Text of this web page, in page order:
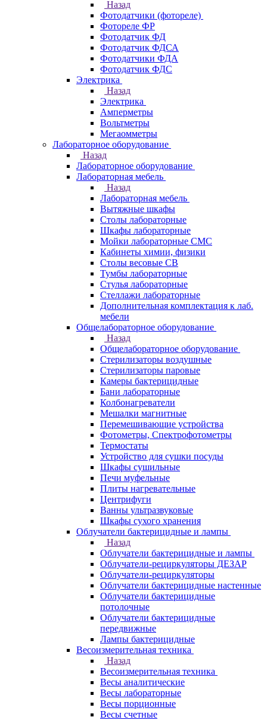
Назад
Фотодатчики (фотореле)
Фотореле ФР
Фотодатчик ФД
Фотодатчик ФДСА
Фотодатчики ФДА
Фотодатчик ФДС
Электрика
Назад
Электрика
Амперметры
Вольтметры
Мегаомметры
Лабораторное оборудование
Назад
Лабораторное оборудование
Лабораторная мебель
Назад
Лабораторная мебель
Вытяжные шкафы
Столы лабораторные
Шкафы лабораторные
Мойки лабораторные СМС
Кабинеты химии, физики
Столы весовые СВ
Тумбы лабораторные
Стулья лабораторные
Стеллажи лабораторные
Дополнительная комплектация к лаб.
мебели
Общелабораторное оборудование
Назад
Общелабораторное оборудование
Стерилизаторы воздушные
Стерилизаторы паровые
Камеры бактерицидные
Бани лабораторные
Колбонагреватели
Мешалки магнитные
Перемешивающие устройства
Фотометры, Спектрофотометры
Термостаты
Устройство для сушки посуды
Шкафы сушильные
Печи муфельные
Плиты нагревательные
Центрифуги
Ванны ультразвуковые
Шкафы сухого хранения
Облучатели бактерицидные и лампы
Назад
Облучатели бактерицидные и лампы
Облучатели-рециркуляторы ДЕЗАР
Облучатели-рециркуляторы
Облучатели бактерицидные настенные
Облучатели бактерицидные
потолочные
Облучатели бактерицидные
передвижные
Лампы бактерицидные
Весоизмерительная техника
Назад
Весоизмерительная техника
Весы аналитические
Весы лабораторные
Весы порционные
Весы счетные